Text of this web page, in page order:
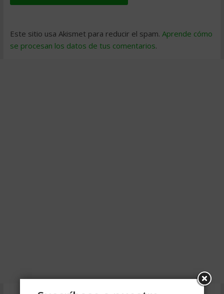
Este sitio usa Akismet para reducir el spam. Aprende cómo
se procesan los datos de tus comentarios.